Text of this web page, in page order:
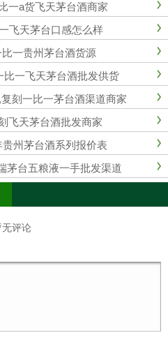
一a货飞天茅台酒商家
飞天茅台口感怎么样
一贵州茅台酒货源
一飞天茅台酒批发供货
刻一比一茅台酒渠道商家
飞天茅台酒批发商家
州茅台酒系列报价表
茅台五粮液一手批发渠道
无评论